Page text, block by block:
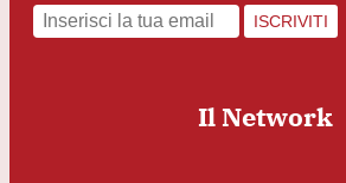
ISCRIVITI
Il Network